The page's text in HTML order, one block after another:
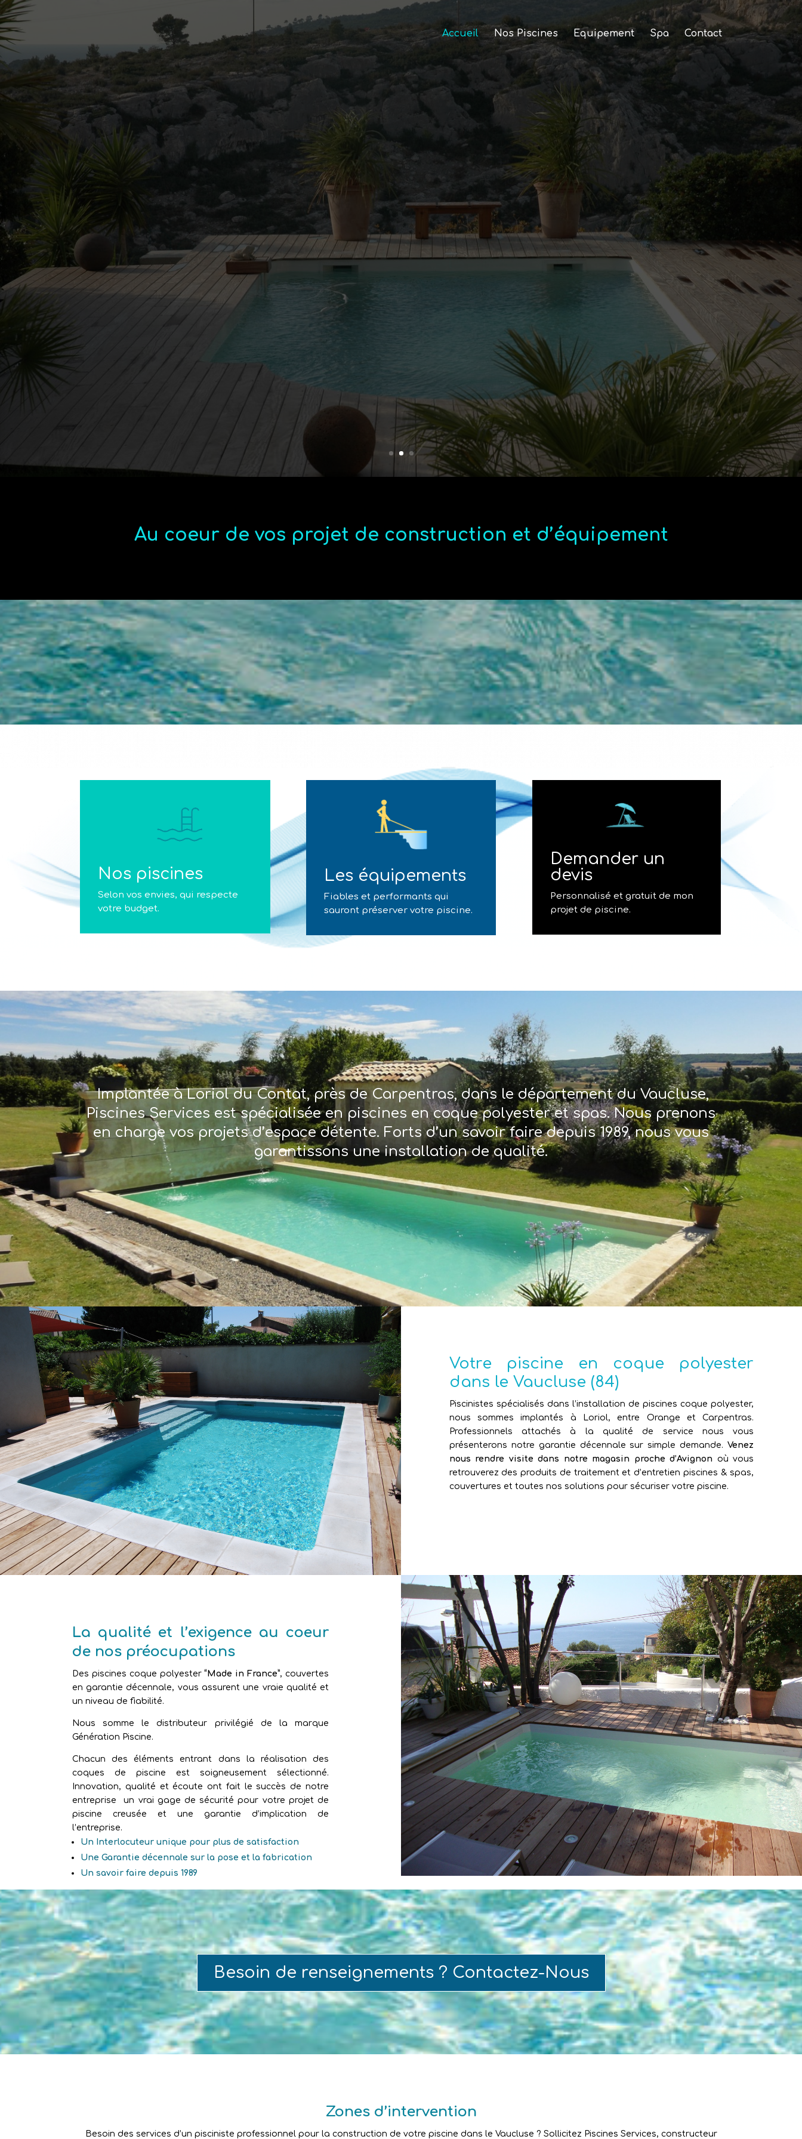
Accueil Nos Piscines Equipement Spa Contact
Découvrez nos piscines et
spas
Professionnel de la piscine depuis plus de 20 ans
Au coeur de vos projet de construction et d’équipement
Nos piscines
Selon vos envies, qui respecte
votre budget.
Les équipements
Fiables et performants qui
sauront préserver votre piscine.
Demander un
devis
Personnalisé et gratuit de mon
projet de piscine.
Implantée à Loriol du Contat, près de Carpentras, dans le département du Vaucluse,
Piscines Services est spécialisée en piscines en coque polyester et spas. Nous prenons
en charge vos projets d’espace détente. Forts d’un savoir faire depuis 1989, nous vous
garantissons une installation de qualité.
Votre piscine en coque polyester
dans le Vaucluse (84)
Piscinistes spécialisés dans l’installation de piscines coque polyester,
nous sommes implantés à Loriol, entre Orange et Carpentras.
Professionnels attachés à la qualité de service nous vous
présenterons notre garantie décennale sur simple demande.Venez
nous rendre visite dans notre magasin proche d’Avignon où vous
retrouverez des produits de traitement et d’entretien piscines & spas,
couvertures et toutes nos solutions pour sécuriser votre piscine.
La qualité et l’exigence au coeur
de nos préocupations
Des piscines coque polyester“Made in France”, couvertes
en garantie décennale, vous assurent une vraie qualité et
un niveau de fiabilité.
Nous somme le distributeur privilégié de la marque
Génération Piscine.
Chacun des éléments entrant dans la réalisation des
coques de piscine est soigneusement sélectionné.
Innovation, qualité et écoute ont fait le succès de notre
entreprise un vrai gage de sécurité pour votre projet de
piscine creusée et une garantie d’implication de
l’entreprise.
Un Interlocuteur unique pour plus de satisfaction
Une Garantie décennale sur la pose et la fabrication
Un savoir faire depuis 1989
Besoin de renseignements ? Contactez-Nous
Zones d’intervention
Besoin des services d’un pisciniste professionnel pour la construction de votre piscine dans le Vaucluse ? Sollicitez Piscines Services, constructeur